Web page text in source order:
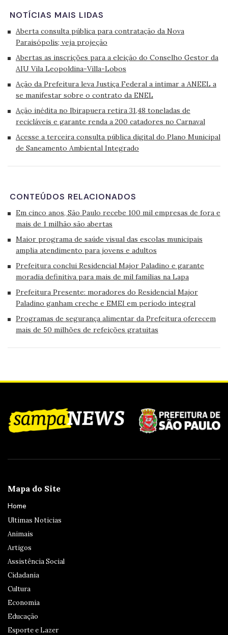
NOTÍCIAS MAIS LIDAS
Aberta consulta pública para contratação da Nova
Paraisópolis; veja projeção
Abertas as inscrições para a eleição do Conselho Gestor da
AIU Vila Leopoldina-Villa-Lobos
Ação da Prefeitura leva Justiça Federal a intimar a ANEEL a
se manifestar sobre o contrato da ENEL
Ação inédita no Ibirapuera retira 31,48 toneladas de
recicláveis e garante renda a 200 catadores no Carnaval
Acesse a terceira consulta pública digital do Plano Municipal
de Saneamento Ambiental Integrado
CONTEÚDOS RELACIONADOS
Em cinco anos, São Paulo recebe 100 mil empresas de fora e
mais de 1 milhão são abertas
Maior programa de saúde visual das escolas municipais
amplia atendimento para jovens e adultos
Prefeitura conclui Residencial Major Paladino e garante
moradia definitiva para mais de mil famílias na Lapa
Prefeitura Presente: moradores do Residencial Major
Paladino ganham creche e EMEI em período integral
Programas de segurança alimentar da Prefeitura oferecem
mais de 50 milhões de refeições gratuitas
Mapa do Site
Home
Ultimas Noticias
Animais
Artigos
Assistência Social
Cidadania
Cultura
Economia
Educação
Esporte e Lazer